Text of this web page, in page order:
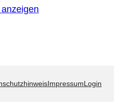
ImpressumLogin